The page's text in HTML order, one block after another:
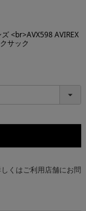
<br>AVX598 AVIREX
サック
くはご利用店舗にお問